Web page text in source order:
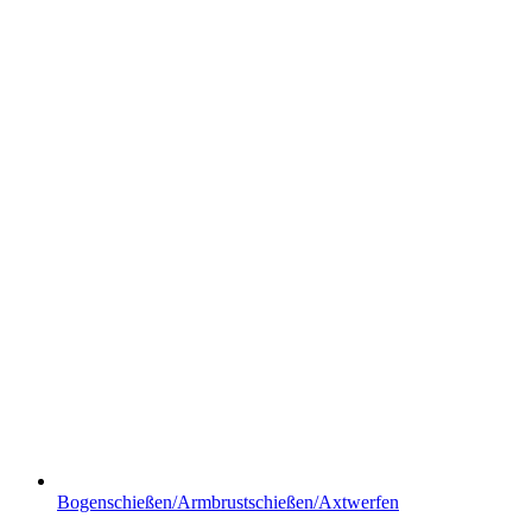
Bogenschießen/Armbrustschießen/Axtwerfen